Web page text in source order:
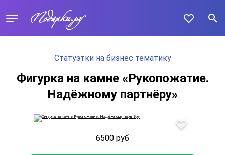
Статуэтки на бизнес тематику
Фигурка на камне «Рукопожатие.
Надёжному партнёру»
6500 руб